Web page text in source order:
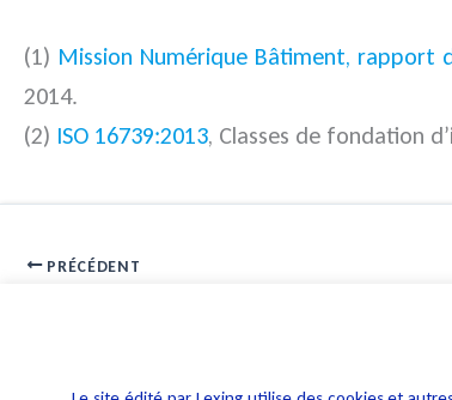
(1) Mission Numérique Bâtiment, rapport
2014.
(2) ISO 16739:2013, Classes de fondation
PRÉCÉDENT